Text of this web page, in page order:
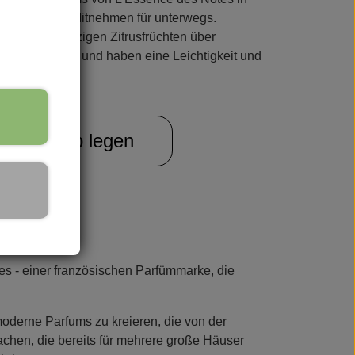
oder Mitnehmen für unterwegs.
- von spritzigen Zitrusfrüchten über
sind unisex und haben eine Leichtigkeit und
für sich selbst.
legen
- einer französischen Parfümmarke, die
Parfums zu kreieren, die von der
die bereits für mehrere große Häuser